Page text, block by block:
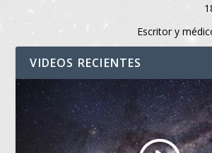
Escritor y
VIDEOS RECIENTES